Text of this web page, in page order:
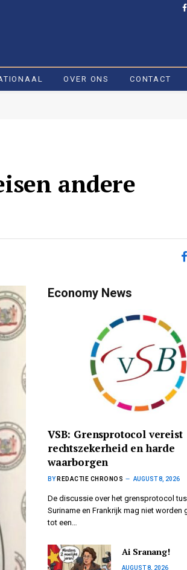
OVER ONS CONTACT
andere
Economy News
VSB: Grensprotocol vereist
rechtszekerheid en harde
waarborgen
BY REDACTIE CHRONOS AUGUST 8, 2026
De discussie over het grensprotocol
Suriname en Frankrijk mag niet worden
tot een…
Ai Sranang!
AUGUST 8, 2026